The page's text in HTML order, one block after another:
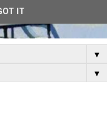
▼
▼
IT